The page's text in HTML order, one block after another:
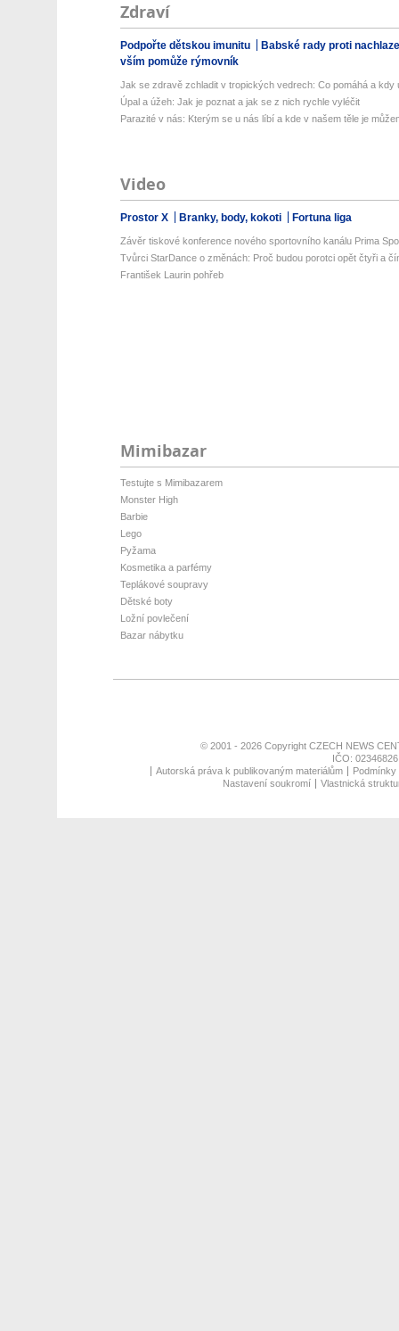
Zdraví
Podpořte dětskou imunitu
Babské rady proti
vším pomůže rýmovník
Jak se zdravě zchladit v tropických vedrech: Co pomáhá a kdy
Úpal a úžeh: Jak je poznat a jak se z nich rychle vyléčit
Parazité v nás: Kterým se u nás líbí a kde v našem těle je
Video
Prostor X Branky, body, kokoti Fortuna liga
Závěr tiskové konference nového sportovního kanálu Prima
Tvůrci StarDance o změnách: Proč budou porotci opět čtyři a
František Laurin pohřeb
Mimibazar
Testujte s Mimibazarem
Monster High
Barbie
Lego
Pyžama
Kosmetika a parfémy
Teplákové soupravy
Dětské boty
Ložní povlečení
Bazar nábytku
© 2001 - 2026 Copyright CZECH NEWS
IČO:
Autorská práva k publikovaným materiálům
Nastavení soukromí
Vlastnická